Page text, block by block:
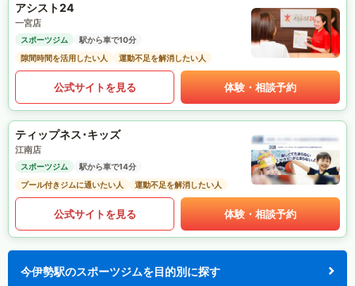
アシスト24
一宮店
スポーツジム
駅から車で10分
隙間時間を活用したい人
運動不足を解消したい人
公式サイトを見る 体験・相談予約
ティップネス･キッズ
江南店
スポーツジム
駅から車で14分
プール付きジムに通いたい人
運動不足を解消したい人
公式サイトを見る 体験・相談予約
今伊勢駅のスポーツジムを目的別に探す